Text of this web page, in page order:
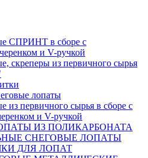
СПРИНТ в сборе с
и V-ручкой
скреперы из первичного сырья
лопаты
из первичного сырья в сборе с
и V-ручкой
ИЗ ПОЛИКАРБОНАТА
СНЕГОВЫЕ ЛОПАТЫ
ДЛЯ ЛОПАТ